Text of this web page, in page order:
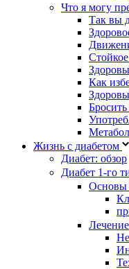
Что я могу
Так вы
Как
Жизнь с диабетом
Диабет: обзор
Диабет 1-го
Основы
Лечение